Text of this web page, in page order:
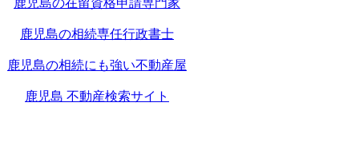
鹿児島の在留資格申請専門家
鹿児島の相続専任行政書士
鹿児島の相続にも強い不動産屋
鹿児島 不動産検索サイト